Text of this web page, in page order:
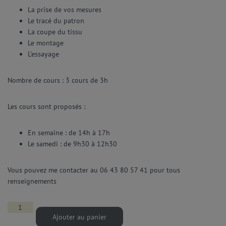
La prise de vos mesures
Le tracé du patron
La coupe du tissu
Le montage
L’essayage
Nombre de cours : 3 cours de 3h
Les cours sont proposés :
En semaine : de 14h à 17h
Le samedi : de 9h30 à 12h30
Vous pouvez me contacter au 06 43 80 57 41 pour tous
renseignements
Ajouter au panier